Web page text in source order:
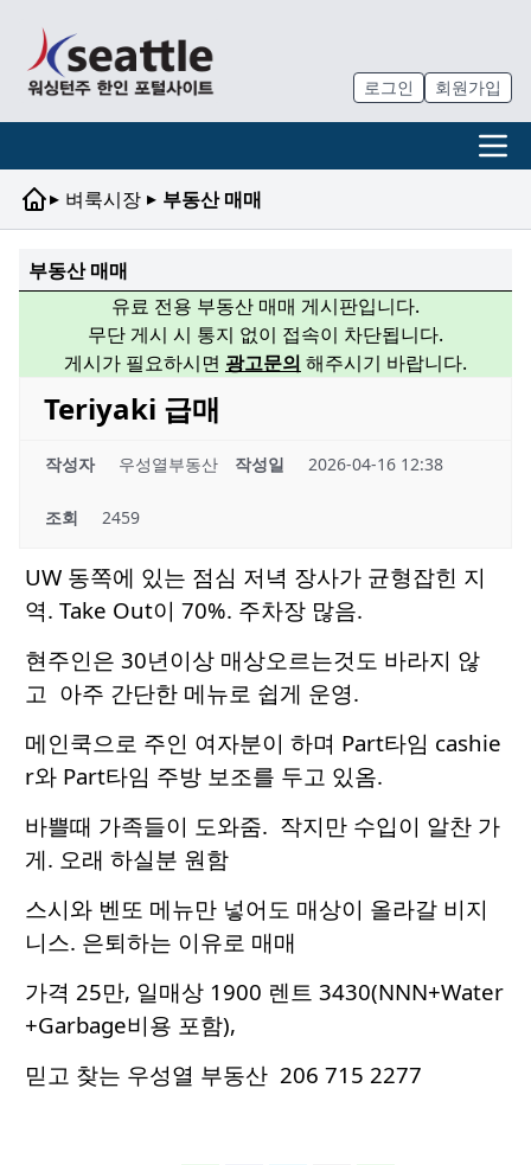
로그인 회원가입
▸ 벼룩시장 ▸ 부동산 매매
부동산 매매
유료 전용 부동산 매매 게시판입니다.
무단 게시 시 통지 없이 접속이 차단됩니다.
게시가 필요하시면 광고문의 해주시기 바랍니다.
Teriyaki 급매
작성자 우성열부동산 작성일 2026-04-16 12:38
조회 2459
UW 동쪽에 있는 점심 저녁 장사가 균형잡힌 지
역. Take Out이 70%. 주차장 많음.
현주인은 30년이상 매상오르는것도 바라지 않
고 아주 간단한 메뉴로 쉽게 운영.
메인쿡으로 주인 여자분이 하며 Part타임 cashie
r와 Part타임 주방 보조를 두고 있옴.
바쁠때 가족들이 도와줌. 작지만 수입이 알찬 가
게. 오래 하실분 원함
스시와 벤또 메뉴만 넣어도 매상이 올라갈 비지
니스. 은퇴하는 이유로 매매
가격 25만, 일매상 1900 렌트 3430(NNN+Water
+Garbage비용 포함),
믿고 찾는 우성열 부동산 206 715 2277